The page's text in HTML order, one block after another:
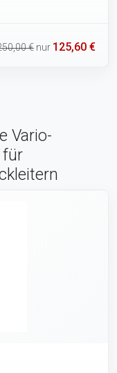
€ nur 125,60 €
Vario-
für